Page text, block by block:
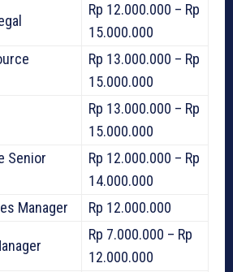
Rp 12.000.000 – Rp
15.000.000
Rp 13.000.000 – Rp
15.000.000
Rp 13.000.000 – Rp
15.000.000
Senior
Rp 12.000.000 – Rp
14.000.000
Manager Rp 12.000.000
Rp 7.000.000 – Rp
12.000.000